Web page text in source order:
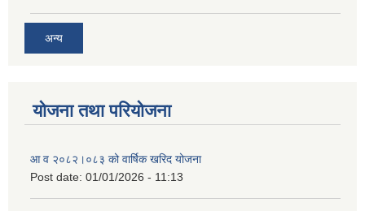
अन्य
योजना तथा परियोजना
आ व २०८२।०८३ को वार्षिक खरिद योजना
Post date: 01/01/2026 - 11:13